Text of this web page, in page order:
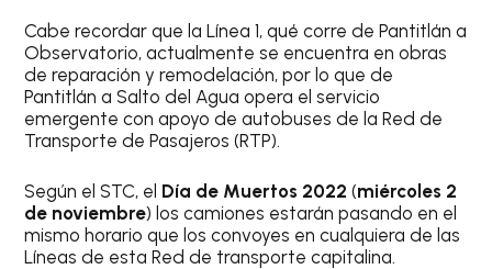
Cabe recordar que la Línea 1, qué corre de Pantitlán a
Observatorio, actualmente se encuentra en obras
de reparación y remodelación, por lo que de
Pantitlán a Salto del Agua opera el servicio
emergente con apoyo de autobuses de la Red de
Transporte de Pasajeros (RTP).
Según el STC, el Día de Muertos 2022 (miércoles 2
de noviembre) los camiones estarán pasando en el
mismo horario que los convoyes en cualquiera de las
Líneas de esta Red de transporte capitalina.